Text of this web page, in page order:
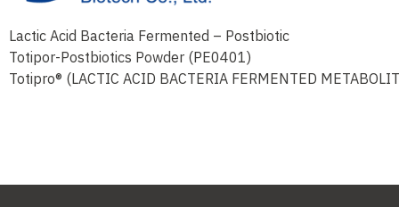
Lactic Acid Bacteria Fermented – Postbiotic
Totipor-Postbiotics Powder (PE0401)
Totipro® (LACTIC ACID BACTERIA FERMENTED